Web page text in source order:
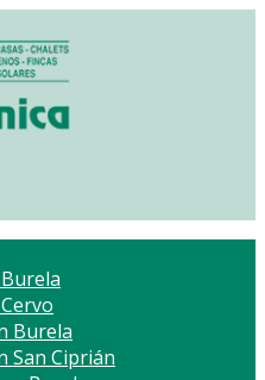
Burela
San Ciprián